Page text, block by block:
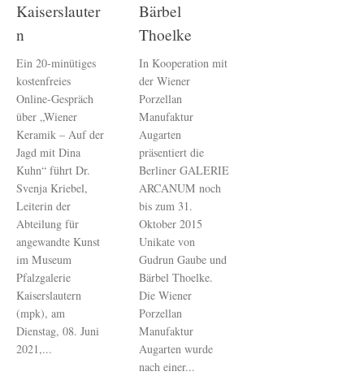
Kaiserslauter
n
Ein 20-minütiges
kostenfreies
Online-Gespräch
über „Wiener
Keramik – Auf der
Jagd mit Dina
Kuhn“ führt Dr.
Svenja Kriebel,
Leiterin der
Abteilung für
angewandte Kunst
im Museum
Pfalzgalerie
Kaiserslautern
(mpk), am
Dienstag, 08. Juni
2021,...
Bärbel
Thoelke
In Kooperation mit
der Wiener
Porzellan
Manufaktur
Augarten
präsentiert die
Berliner GALERIE
ARCANUM noch
bis zum 31.
Oktober 2015
Unikate von
Gudrun Gaube und
Bärbel Thoelke.
Die Wiener
Porzellan
Manufaktur
Augarten wurde
nach einer...